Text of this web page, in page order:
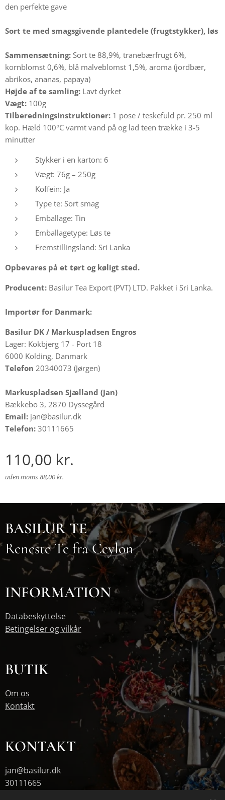
den perfekte gave
Sort te med smagsgivende plantedele (frugtstykker), løs
Sammensætning: Sort te 88,9%, tranebærfrugt 6%,
kornblomst 0,6%, blå malveblomst 1,5%, aroma (jordbær,
abrikos, ananas, papaya)
Højde af te samling: Lavt dyrket
Vægt: 100g
Tilberedningsinstruktioner: 1 pose / teskefuld pr. 250 ml
kop. Hæld 100°C varmt vand på og lad teen trække i 3-5
minutter
Stykker i en karton: 6
Vægt: 76g – 250g
Koffein: Ja
Type te: Sort smag
Emballage: Tin
Emballagetype: Løs te
Fremstillingsland: Sri Lanka
Opbevares på et tørt og køligt sted.
Producent: Basilur Tea Export (PVT) LTD. Pakket i Sri Lanka.
Importør for Danmark:
Basilur DK / Markuspladsen Engros
Lager: Kokbjerg 17 - Port 18
6000 Kolding, Danmark
Telefon 20340073 (Jørgen)
Markuspladsen Sjælland (Jan)
Bækkebo 3, 2870 Dyssegård
Email: jan@basilur.dk
Telefon: 30111665
110,00 kr.
uden moms 88,00 kr.
BASILUR TE
Reneste Te fra Ceylon
INFORMATION
Databeskyttelse
Betingelser og vilkår
BUTIK
Om os
Kontakt
KONTAKT
jan@basilur.dk
30111665